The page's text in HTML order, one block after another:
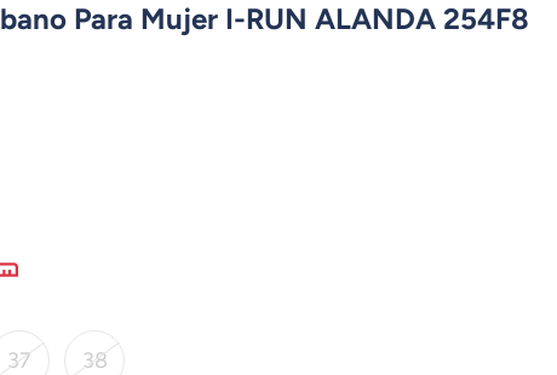
Para Mujer I-RUN ALANDA 254F8
37 38